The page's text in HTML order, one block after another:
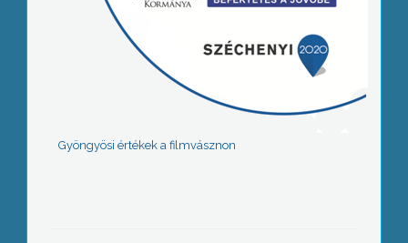
Gyöngyösi értékek a filmvásznon